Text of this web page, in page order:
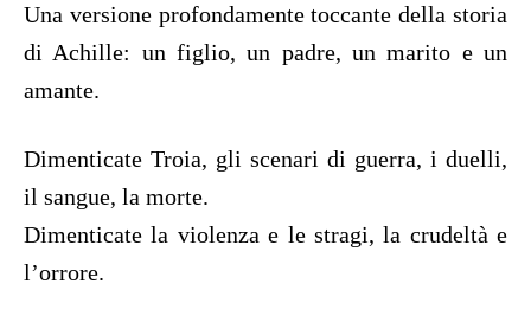
Una versione profondamente toccante della storia
di Achille: un figlio, un padre, un marito e un
amante.
Dimenticate Troia, gli scenari di guerra, i duelli,
il sangue, la morte.
Dimenticate la violenza e le stragi, la crudeltà e
l’orrore.